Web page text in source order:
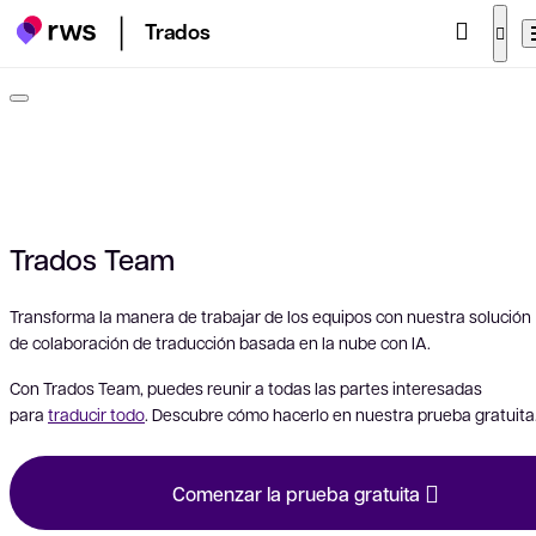
Trados
Trados Team
Transforma la manera de trabajar de los equipos con nuestra solución
de colaboración de traducción basada en la nube con IA.
Con Trados Team, puedes reunir a todas las partes interesadas
para traducir todo. Descubre cómo hacerlo en nuestra prueba
Comenzar la prueba gratuita